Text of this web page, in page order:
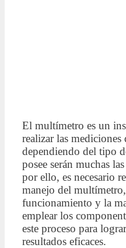
El multímetro es un
realizar las mediciones
dependiendo del tipo
posee serán muchas
por ello, es necesario
manejo del
funcionamiento y la
emplear los
este proceso para
resultados eficaces.